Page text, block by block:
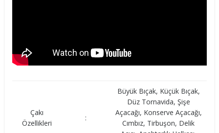
Çakı
Özellikleri
:
Büyük Bıçak, Küçük Bıçak,
Düz Tornavida, Şişe
Açacağı, Konserve Açacağı,
Cımbız, Tirbuşon, Delik